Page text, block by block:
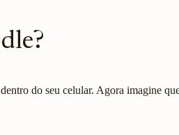
do seu celular. Agora imagine